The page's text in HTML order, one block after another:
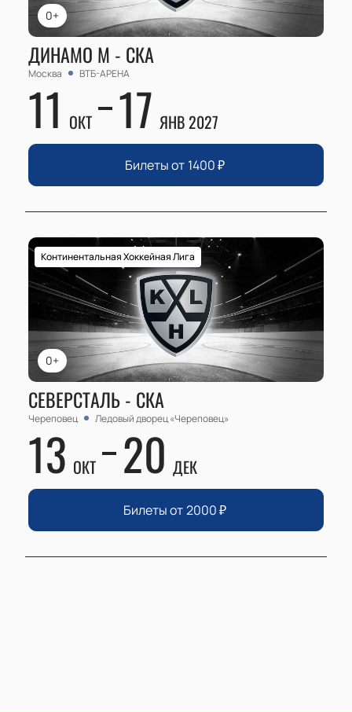
0+
ДИНАМО М - СКА
Москва ВТБ-АРЕНА
11 ОКТ 17 ЯНВ 2027
Билеты от 1400₽
0+
Континентальная Хоккейная Лига
СЕВЕРСТАЛЬ - СКА
Череповец Ледовый дворец «Череповец»
13 ОКТ 20 ДЕК
Билеты от 2000₽